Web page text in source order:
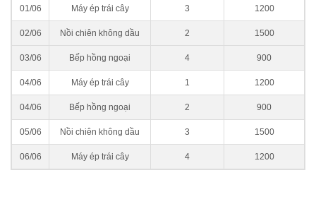
01/06 Máy ép trái cây 3 1200
02/06 Nồi chiên không dầu 2 1500
03/06 Bếp hồng ngoại 4 900
04/06 Máy ép trái cây 1 1200
04/06 Bếp hồng ngoại 2 900
05/06 Nồi chiên không dầu 3 1500
06/06 Máy ép trái cây 4 1200